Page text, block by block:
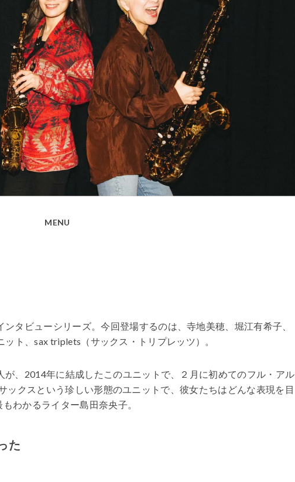
MENU
タビューシリーズ。今回登場するのは、寺地美穂、堀江有希子、
ト、sax triplets（サックス・トリプレッツ）。
が、2014年に結成したこのユニットで、２月に初めてのフル・アル
クスという珍しい形態のユニットで、彼女たちはどんな表現を目
わかるライター島田奈央子。
た